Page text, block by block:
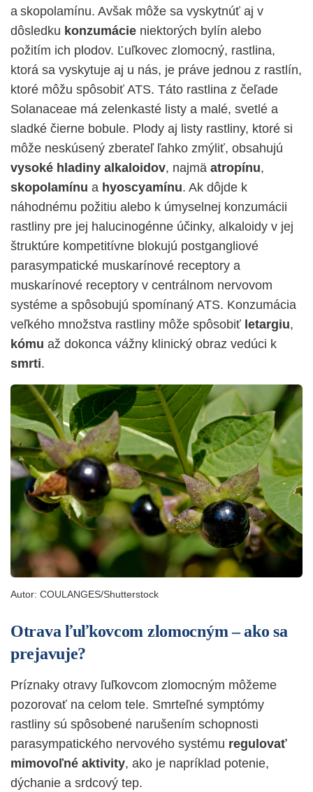
a skopolamínu. Avšak môže sa vyskytnúť aj v
dôsledku konzumácie niektorých bylín alebo
požitím ich plodov. Ľuľkovec zlomocný, rastlina,
ktorá sa vyskytuje aj u nás, je práve jednou z rastlín,
ktoré môžu spôsobiť ATS. Táto rastlina z čeľade
Solanaceae má zelenkasté listy a malé, svetlé a
sladké čierne bobule. Plody aj listy rastliny, ktoré si
môže neskúsený zberateľ ľahko zmýliť, obsahujú
vysoké hladiny alkaloidov, najmä atropínu,
skopolamínu a hyoscyamínu. Ak dôjde k
náhodnému požitiu alebo k úmyselnej konzumácii
rastliny pre jej halucinogénne účinky, alkaloidy v jej
štruktúre kompetitívne blokujú postgangliové
parasympatické muskarínové receptory a
muskarínové receptory v centrálnom nervovom
systéme a spôsobujú spomínaný ATS. Konzumácia
veľkého množstva rastliny môže spôsobiť letargiu,
kómu až dokonca vážny klinický obraz vedúci k
smrti.
Autor: COULANGES/Shutterstock
Otrava ľuľkovcom zlomocným – ako sa
prejavuje?
Príznaky otravy ľuľkovcom zlomocným môžeme
pozorovať na celom tele. Smrteľné symptómy
rastliny sú spôsobené narušením schopnosti
parasympatického nervového systému regulovať
mimovoľné aktivity, ako je napríklad potenie,
dýchanie a srdcový tep.